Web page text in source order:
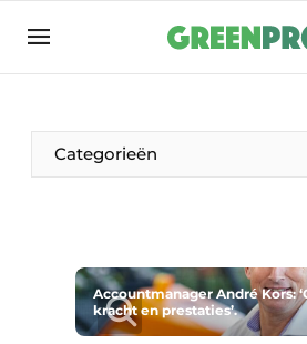
Aanmelden
Bedrijven
Contact
Groen in de zorg
Home
Categorieën
Accountmanager André Kors:
kracht en prestaties’.